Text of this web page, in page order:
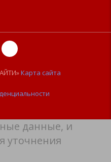
Карта сайта
данные, и
уточнения